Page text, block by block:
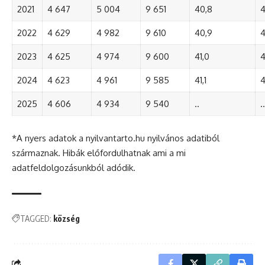
2021 4 647 5 004 9 651 40,8
2022 4 629 4 982 9 610 40,9
2023 4 625 4 974 9 600 41,0
2024 4 623 4 961 9 585 41,1
2025 4 606 4 934 9 540 .. ..
*A nyers adatok a nyilvantarto.hu nyilvános adatiból
származnak. Hibák előfordulhatnak ami a mi
adatfeldolgozásunkból adódik.
TAGGED: község